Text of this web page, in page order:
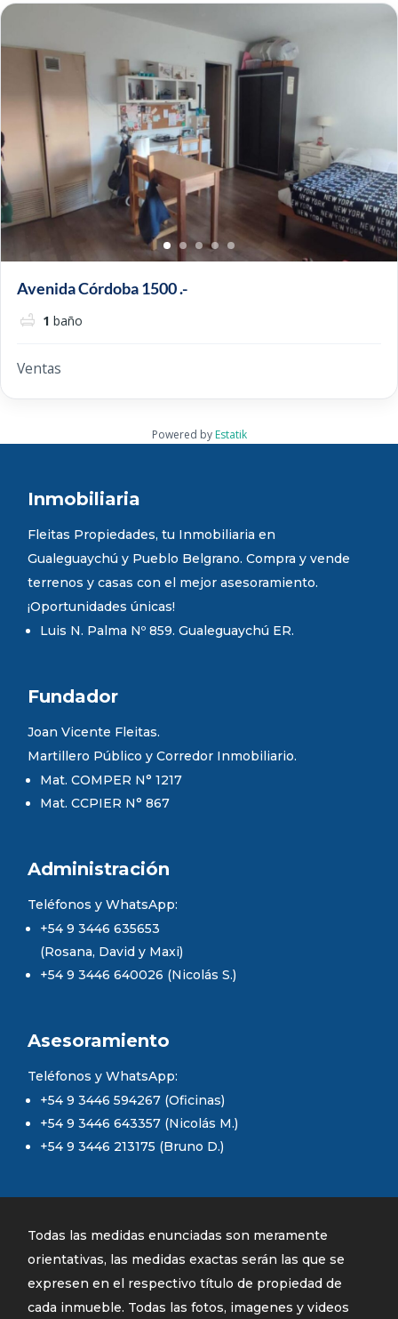
Avenida Córdoba 1500 .-
1 baño
Ventas
Powered by Estatik
Inmobiliaria
Fleitas Propiedades, tu Inmobiliaria en
Gualeguaychú y Pueblo Belgrano. Compra y vende
terrenos y casas con el mejor asesoramiento.
¡Oportunidades únicas!
Luis N. Palma Nº 859. Gualeguaychú ER.
Fundador
Joan Vicente Fleitas.
Martillero Público y Corredor Inmobiliario.
Mat. COMPER N° 1217
Mat. CCPIER N° 867
Administración
Teléfonos y WhatsApp:
+54 9 3446 635653
(Rosana, David y Maxi)
+54 9 3446 640026 (Nicolás S.)
Asesoramiento
Teléfonos y WhatsApp:
+54 9 3446 594267 (Oficinas)
+54 9 3446 643357 (Nicolás M.)
+54 9 3446 213175 (Bruno D.)
Todas las medidas enunciadas son meramente
orientativas, las medidas exactas serán las que se
expresen en el respectivo título de propiedad de
cada inmueble. Todas las fotos, imagenes y videos